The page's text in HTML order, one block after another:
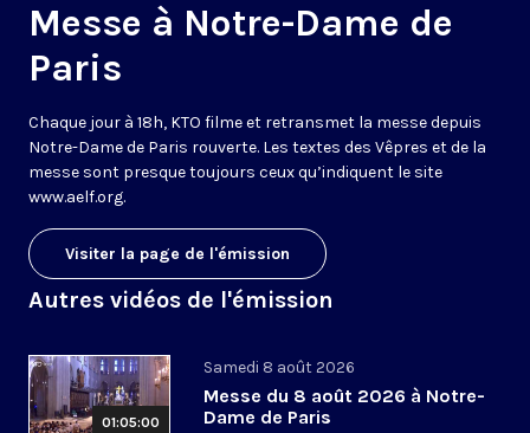
Messe à Notre-Dame de
Paris
Chaque jour à 18h, KTO filme et retransmet la messe depuis
Notre-Dame de Paris rouverte. Les textes des Vêpres et de la
messe sont presque toujours ceux qu’indiquent le site
www.aelf.org.
Visiter la page de l'émission
Autres vidéos de l'émission
01:05:00
Samedi 8 août 2026
Messe du 8 août 2026 à Notre-
Dame de Paris